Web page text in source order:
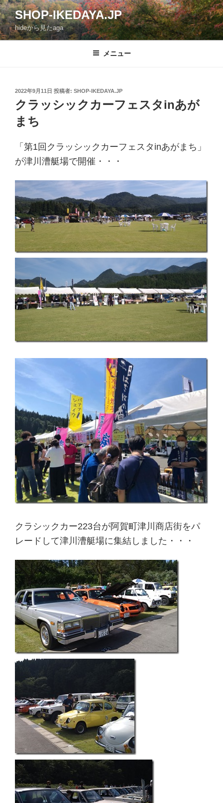
コ
ン
テ
ン
SHOP-IKEDAYA.JP
hideから見たaga
メニュー
投
稿
日:
2022年9月11日 投稿者: SHOP-IKEDAYA.JP
クラッシックカーフェスタinあが
まち
「第1回クラッシックカーフェスタinあがまち」
が津川漕艇場で開催・・・
クラシックカー223台が阿賀町津川商店街をパ
レードして津川漕艇場に集結しました・・・